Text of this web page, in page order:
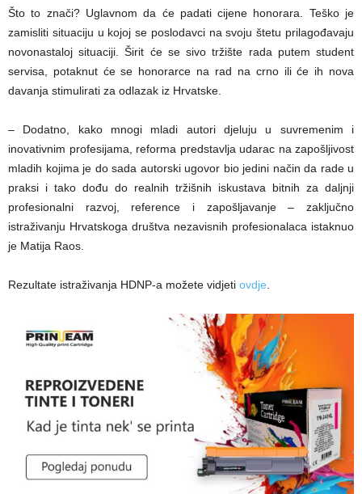
Što to znači? Uglavnom da će padati cijene honorara. Teško je
zamisliti situaciju u kojoj se poslodavci na svoju štetu prilagođavaju
novonastaloj situaciji. Širit će se sivo tržište rada putem student
servisa, potaknut će se honorarce na rad na crno ili će ih nova
davanja stimulirati za odlazak iz Hrvatske.
– Dodatno, kako mnogi mladi autori djeluju u suvremenim i
inovativnim profesijama, reforma predstavlja udarac na zapošljivost
mladih kojima je do sada autorski ugovor bio jedini način da rade u
praksi i tako dođu do realnih tržišnih iskustava bitnih za daljnji
profesionalni razvoj, reference i zapošljavanje – zaključno
istraživanju Hrvatskoga društva nezavisnih profesionalaca istaknuo
je Matija Raos.
Rezultate istraživanja HDNP-a možete vidjeti ovdje